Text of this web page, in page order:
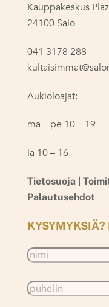
Kauppakeskus
24100 Salo
041 3178 288
Aukioloajat:
ma – pe 10 – 19
la 10 – 16
Tietosuoja |
Palautusehdot
KYSYMYKSIÄ?